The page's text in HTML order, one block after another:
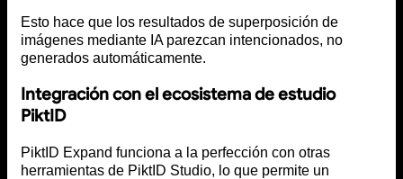
Esto hace que los resultados de superposición de
imágenes mediante IA parezcan intencionados, no
generados automáticamente.
Integración con el ecosistema de estudio
PiktID
PiktID Expand funciona a la perfección con otras
herramientas de PiktID Studio, lo que permite un